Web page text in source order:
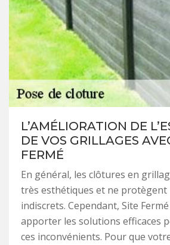
L’AMÉLIORATION DE
DE VOS GRILLAGES
FERMÉ
En général, les clôtures en
très esthétiques et ne protègent
indiscrets. Cependant, Site
apporter les solutions efficaces
ces inconvénients. Pour que